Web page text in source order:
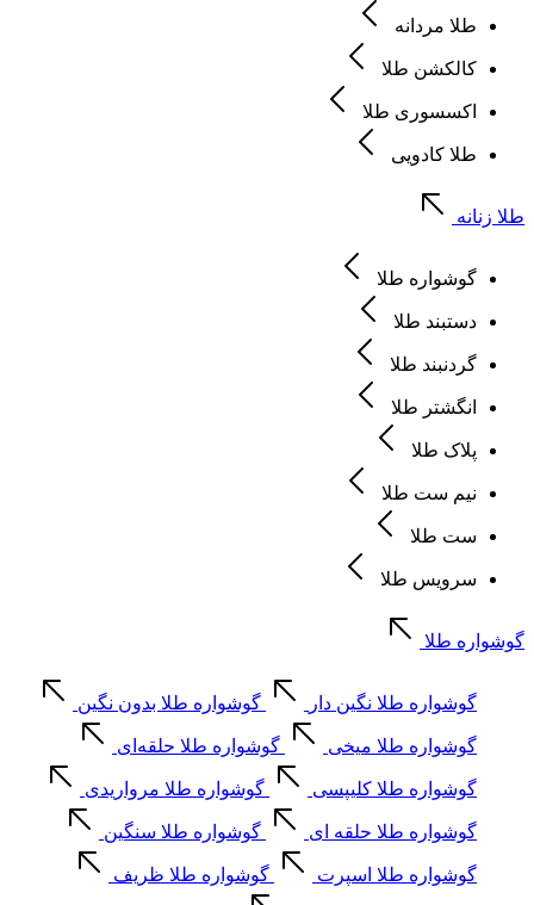
طلا مردانه
کالکشن طلا
اکسسوری طلا
طلا کادویی
طلا زنانه
گوشواره طلا
دستبند طلا
گردنبند طلا
انگشتر طلا
پلاک طلا
نیم ست طلا
ست طلا
سرویس طلا
گوشواره طلا
گوشواره طلا نگین دار گوشواره طلا بدون نگین
گوشواره طلا میخی گوشواره طلا حلقه‌ای
گوشواره طلا کلیپسی گوشواره طلا مرواریدی
گوشواره طلا حلقه ای گوشواره طلا سنگین
گوشواره طلا اسپرت گوشواره طلا ظریف